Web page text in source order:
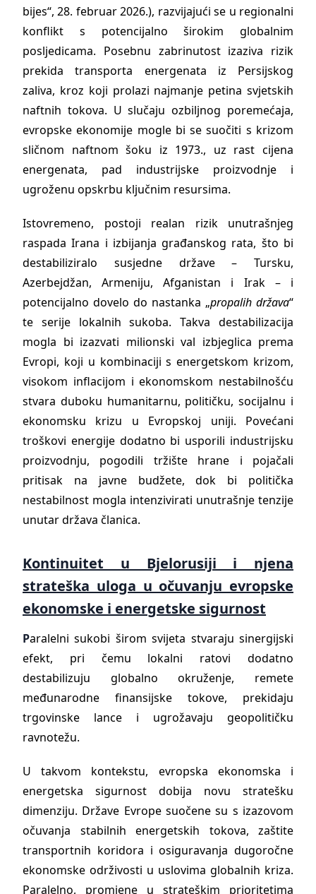
bijes“, 28. februar 2026.), razvijajući se u regionalni
konflikt s potencijalno širokim globalnim
posljedicama. Posebnu zabrinutost izaziva rizik
prekida transporta energenata iz Persijskog
zaliva, kroz koji prolazi najmanje petina svjetskih
naftnih tokova. U slučaju ozbiljnog poremećaja,
evropske ekonomije mogle bi se suočiti s krizom
sličnom naftnom šoku iz 1973., uz rast cijena
energenata, pad industrijske proizvodnje i
ugroženu opskrbu ključnim resursima.
Istovremeno, postoji realan rizik unutrašnjeg
raspada Irana i izbijanja građanskog rata, što bi
destabiliziralo susjedne države – Tursku,
Azerbejdžan, Armeniju, Afganistan i Irak – i
potencijalno dovelo do nastanka „propalih država“
te serije lokalnih sukoba. Takva destabilizacija
mogla bi izazvati milionski val izbjeglica prema
Evropi, koji u kombinaciji s energetskom krizom,
visokom inflacijom i ekonomskom nestabilnošću
stvara duboku humanitarnu, političku, socijalnu i
ekonomsku krizu u Evropskoj uniji. Povećani
troškovi energije dodatno bi usporili industrijsku
proizvodnju, pogodili tržište hrane i pojačali
pritisak na javne budžete, dok bi politička
nestabilnost mogla intenzivirati unutrašnje tenzije
unutar država članica.
Kontinuitet u Bjelorusiji i njena
strateška uloga u očuvanju evropske
ekonomske i energetske sigurnost
Paralelni sukobi širom svijeta stvaraju sinergijski
efekt, pri čemu lokalni ratovi dodatno
destabilizuju globalno okruženje, remete
međunarodne finansijske tokove, prekidaju
trgovinske lance i ugrožavaju geopolitičku
ravnotežu.
U takvom kontekstu, evropska ekonomska i
energetska sigurnost dobija novu stratešku
dimenziju. Države Evrope suočene su s izazovom
očuvanja stabilnih energetskih tokova, zaštite
transportnih koridora i osiguravanja dugoročne
ekonomske održivosti u uslovima globalnih kriza.
Paralelno, promjene u strateškim prioritetima